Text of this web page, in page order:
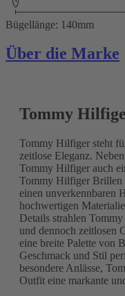
Bügellänge: 140mm
Über die Marke
Tommy
Tommy Hilfiger steht
zeitlose Eleganz.
Tommy Hilfiger auch
Tommy Hilfiger Brillen
einen unverkennbaren
hochwertigen
Details strahlen
und dennoch zeitlosen
eine breite Palette von
Geschmack und Stil
besondere Anlässe,
Outfit eine markante